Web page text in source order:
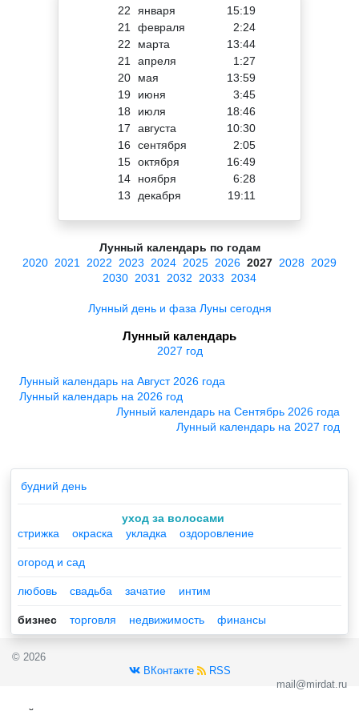
22 января
15:19
21
февраля
2:24
22
марта
13:44
21
апреля
1:27
20
мая
13:59
19
июня
3:45
18
июля
18:46
17
августа
10:30
16
сентября
2:05
15 октября
16:49
14
ноября
6:28
13
декабря 19:11
Лунный календарь по годам
2020 2021 2022 2023 2024 2025 2026 2027 2028 2029
2030 2031 2032 2033 2034
Лунный день и фаза Луны сегодня
Лунный календарь
2027 год
Лунный календарь на Август 2026 года
Лунный календарь на 2026 год
Лунный календарь на Сентябрь 2026 года
Лунный календарь на 2027 год
будний день
уход за волосами
стрижка
окраска укладка оздоровление
огород и сад
любовь свадьба зачатие интим
бизнес торговля недвижимость финансы
© 2026
ВКонтакте
RSS
mail@mirdat.ru